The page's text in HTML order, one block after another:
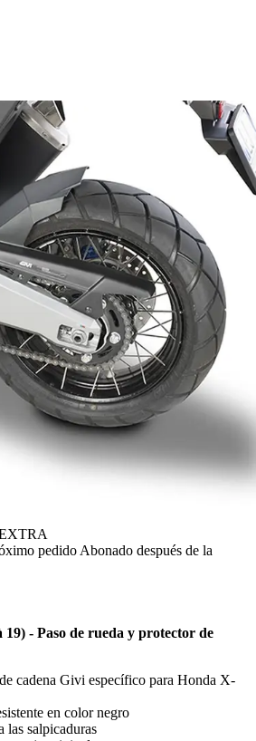
pedido Abonado después de la
- Paso de rueda y protector de
cadena Givi específico para Honda X-
en color negro
las salpicaduras